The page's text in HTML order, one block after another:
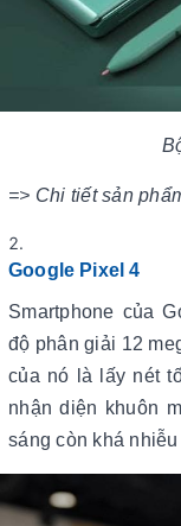
=> Chi tiết sản
Google Pixel 4
Smartphone của
độ phân giải 12
của nó là lấy nét
nhận diện khuôn
sáng còn khá nhiễu